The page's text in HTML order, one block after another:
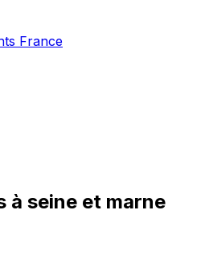
France
à seine et marne